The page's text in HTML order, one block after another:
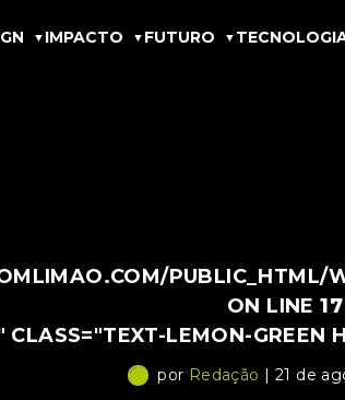
IMPACTO FUTURO
PUBLIC_HTML/
ON LINE17
CLASS="TEXT-LEMON-GREEN
por Redação | 21 de